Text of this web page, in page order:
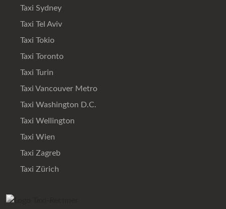
Taxi Sydney
Taxi Tel Aviv
Taxi Tokio
Taxi Toronto
Taxi Turin
Taxi Vancouver Metro
Taxi Washington D.C.
Taxi Wellington
Taxi Wien
Taxi Zagreb
Taxi Zürich